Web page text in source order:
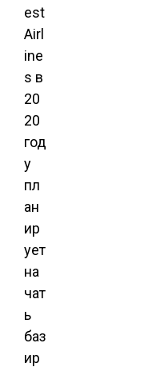
est
Airl
ine
s в
20
20
год
у
пл
ан
ир
ует
на
чат
ь
баз
ир